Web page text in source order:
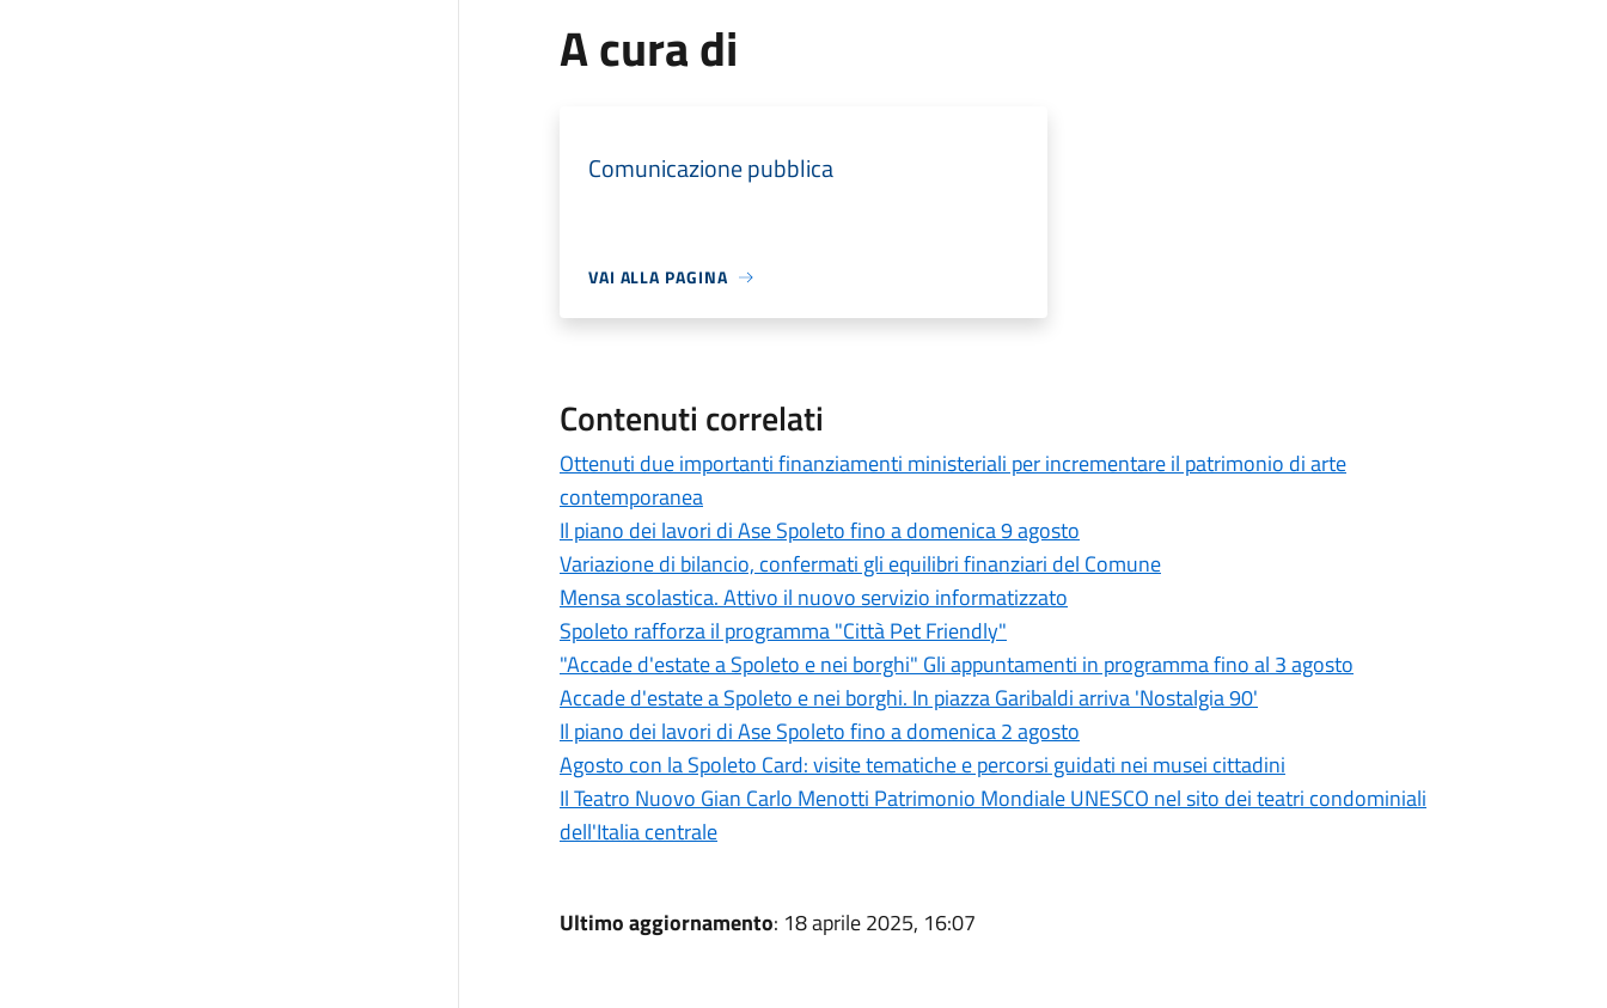
A cura di
Comunicazione pubblica
VAI ALLA PAGINA
Contenuti correlati
Ottenuti due importanti finanziamenti ministeriali per incrementare il patrimonio di arte
contemporanea
Il piano dei lavori di Ase Spoleto fino a domenica 9 agosto
Variazione di bilancio, confermati gli equilibri finanziari del Comune
Mensa scolastica. Attivo il nuovo servizio informatizzato
Spoleto rafforza il programma "Città Pet Friendly"
"Accade d'estate a Spoleto e nei borghi" Gli appuntamenti in programma fino al 3 agosto
Accade d'estate a Spoleto e nei borghi. In piazza Garibaldi arriva 'Nostalgia 90'
Il piano dei lavori di Ase Spoleto fino a domenica 2 agosto
Agosto con la Spoleto Card: visite tematiche e percorsi guidati nei musei cittadini
Il Teatro Nuovo Gian Carlo Menotti Patrimonio Mondiale UNESCO nel sito dei teatri condominiali
dell'Italia centrale
Ultimo aggiornamento: 18 aprile 2025, 16:07